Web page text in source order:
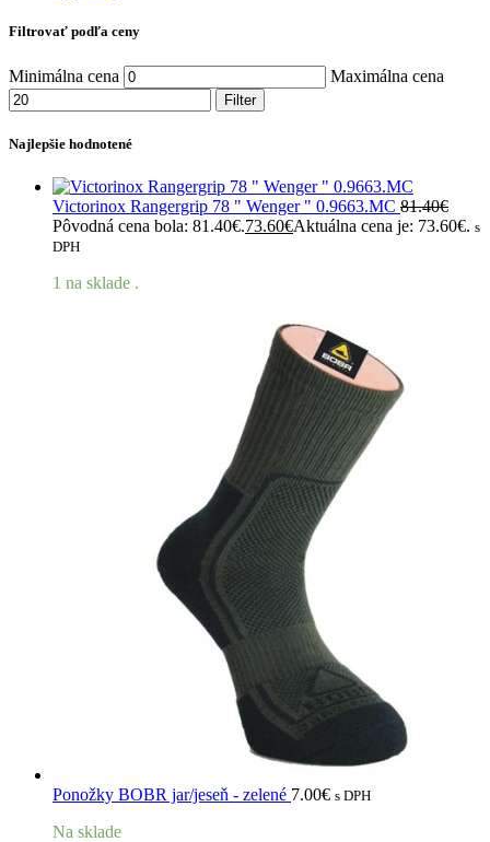
Filtrovať podľa ceny
Minimálna cena Maximálna cena
Filter
Najlepšie hodnotené
Victorinox Rangergrip 78 " Wenger " 0.9663.MC 81.40€
Pôvodná cena bola: 81.40€.73.60€Aktuálna cena je: 73.60€. s
DPH
1 na sklade .
Ponožky BOBR jar/jeseň - zelené 7.00€ s DPH
Na sklade